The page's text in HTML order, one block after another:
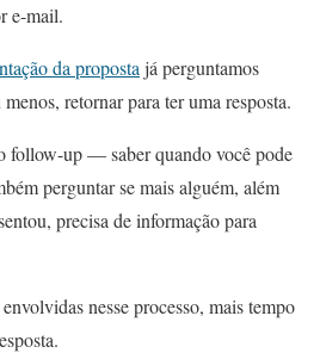
e-mail.
da proposta já perguntamos
retornar para ter uma resposta.
follow-up — saber quando você pode
perguntar se mais alguém, além
precisa de informação para
nesse processo, mais tempo